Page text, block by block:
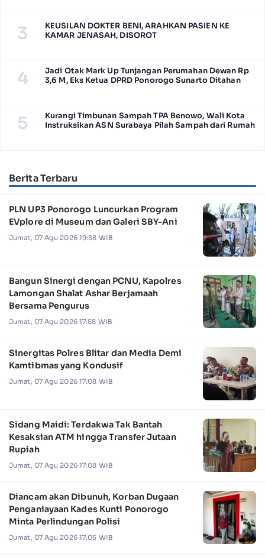
3
KEUSILAN DOKTER BENI, ARAHKAN PASIEN KE
KAMAR JENASAH, DISOROT
4
Jadi Otak Mark Up Tunjangan Perumahan Dewan Rp
3,6 M, Eks Ketua DPRD Ponorogo Sunarto Ditahan
5
Kurangi Timbunan Sampah TPA Benowo, Wali Kota
Instruksikan ASN Surabaya Pilah Sampah dari Rumah
Berita Terbaru
PLN UP3 Ponorogo Luncurkan Program
EVplore di Museum dan Galeri SBY-Ani
Jumat, 07 Agu 2026 19:38 WIB
Bangun Sinergi dengan PCNU, Kapolres
Lamongan Shalat Ashar Berjamaah
Bersama Pengurus
Jumat, 07 Agu 2026 17:58 WIB
Sinergitas Polres Blitar dan Media Demi
Kamtibmas yang Kondusif
Jumat, 07 Agu 2026 17:08 WIB
Sidang Maidi: Terdakwa Tak Bantah
Kesaksian ATM hingga Transfer Jutaan
Rupiah
Jumat, 07 Agu 2026 17:08 WIB
Diancam akan Dibunuh, Korban Dugaan
Penganiayaan Kades Kunti Ponorogo
Minta Perlindungan Polisi
Jumat, 07 Agu 2026 17:05 WIB